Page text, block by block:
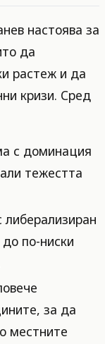
настоява за
да
растеж и да
кризи. Сред
с доминация
тежестта
либерализиран
по-ниски
за да
местните